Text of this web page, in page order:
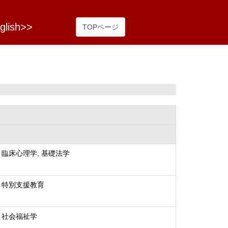
TOPページ
床心理学, 基礎法学
別支援教育
会福祉学